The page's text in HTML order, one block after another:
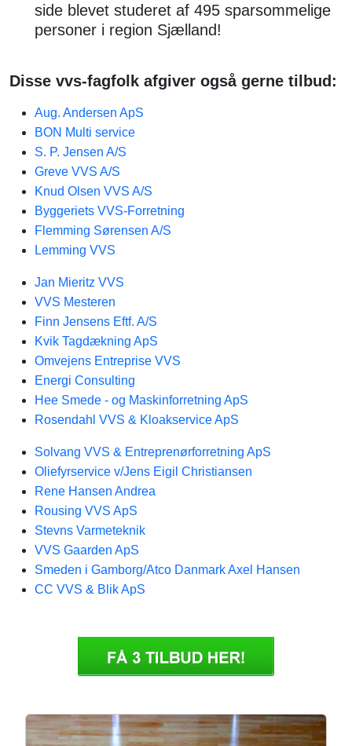
side blevet studeret af 495 sparsommelige
personer i region Sjælland!
Disse vvs-fagfolk afgiver også gerne tilbud:
Aug. Andersen ApS
BON Multi service
S. P. Jensen A/S
Greve VVS A/S
Knud Olsen VVS A/S
Byggeriets VVS-Forretning
Flemming Sørensen A/S
Lemming VVS
Jan Mieritz VVS
VVS Mesteren
Finn Jensens Eftf. A/S
Kvik Tagdækning ApS
Omvejens Entreprise VVS
Energi Consulting
Hee Smede - og Maskinforretning ApS
Rosendahl VVS & Kloakservice ApS
Solvang VVS & Entreprenørforretning ApS
Oliefyrservice v/Jens Eigil Christiansen
Rene Hansen Andrea
Rousing VVS ApS
Stevns Varmeteknik
VVS Gaarden ApS
Smeden i Gamborg/Atco Danmark Axel Hansen
CC VVS & Blik ApS